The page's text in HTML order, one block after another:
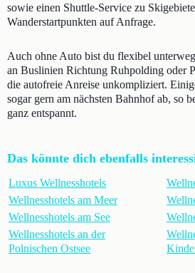
sowie einen Shuttle-Service zu
Wanderstartpunkten auf Anfrage.
Auch ohne Auto bist du flexibel
an Buslinien Richtung Ruhpolding oder
die autofreie Anreise unkompliziert.
sogar gern am nächsten Bahnhof ab, so
ganz entspannt.
Das könnte dich ebenfalls
Luxus Wellnesshotels
Wellnesshotels am Meer
Wellnesshotels am See
Wellnesshotels an der
Polnischen Ostsee